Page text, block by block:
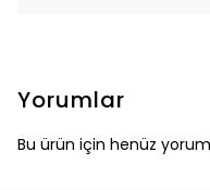
Yorumlar
Bu ürün için henüz yorum